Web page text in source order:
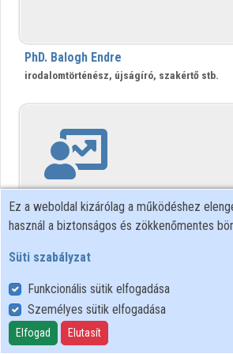
Intézmények
Közreműködők
PhD. Balogh Endre
irodalomtörténész, újságíró, szakértő stb.
Balogh Gergő
Ez a weboldal kizárólag a működéshez
használ a biztonságos és zökkenőmentes
Süti szabályzat
Funkcionális sütik elfogadása
Személyes sütik elfogadása
Elfogad Elutasít